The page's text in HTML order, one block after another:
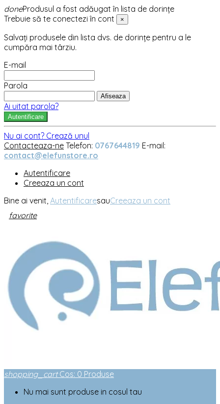
doneProdusul a fost adăugat în lista de dorințe
Trebuie să te conectezi în cont
×
Salvați produsele din lista dvs. de dorințe pentru a le
cumpăra mai târziu.
E-mail
Parola
Afiseaza
Ai uitat parola?
Autentificare
Nu ai cont? Crează unul
Contacteaza-ne Telefon: 0767644819 E-mail:
contact@elefunstore.ro
Autentificare
Creeaza un cont
Bine ai venit, AutentificaresauCreeaza un cont
favorite
shopping_cart Cos: 0 Produse
Nu mai sunt produse in cosul tau